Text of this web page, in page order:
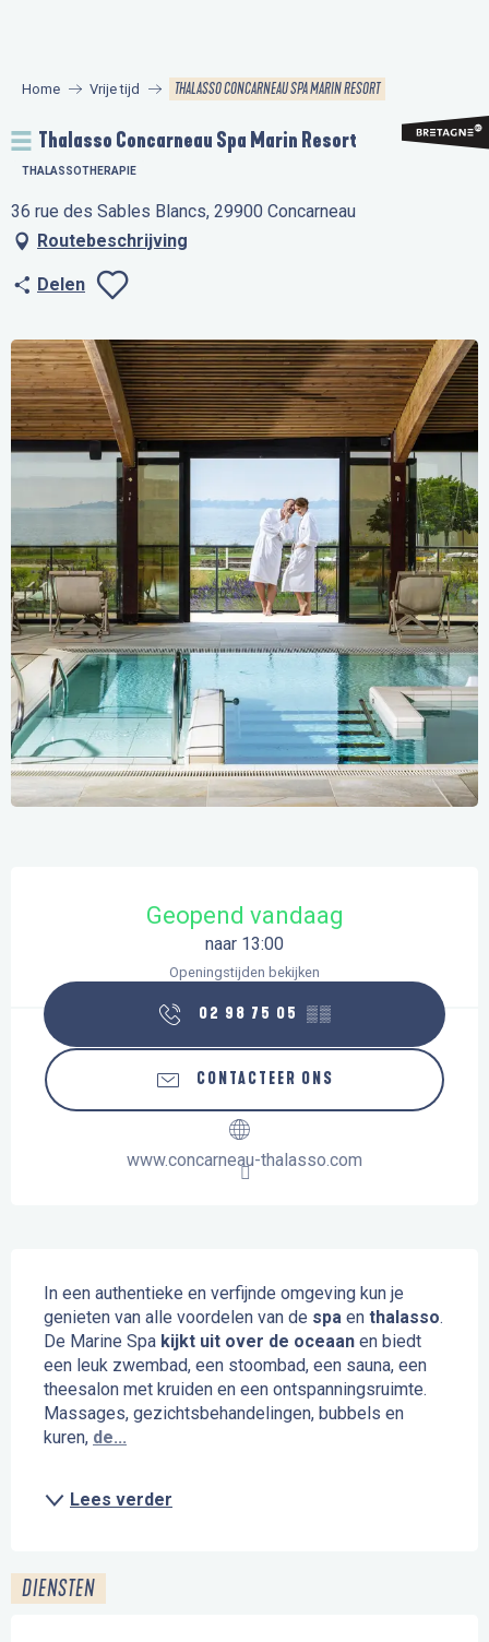
principal
Home Vrije tijd THALASSO CONCARNEAU SPA MARIN RESORT
Thalasso Concarneau Spa Marin Resort
THALASSOTHERAPIE
36 rue des Sables Blancs, 29900 Concarneau
Routebeschrijving
Delen
Geopend vandaag
naar 13:00
Openingstijden bekijken
02 98 75 05 ▒▒
CONTACTEER ONS
www.concarneau-thalasso.com
In een authentieke en verfijnde omgeving kun je
genieten van alle voordelen van de spa en thalasso.
De Marine Spa kijkt uit over de oceaan en biedt
een leuk zwembad, een stoombad, een sauna, een
theesalon met kruiden en een ontspanningsruimte.
Massages, gezichtsbehandelingen, bubbels en
kuren, de...
Lees verder
DIENSTEN